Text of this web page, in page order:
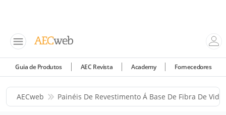
Guia de Produtos AEC Revista Academy Fornecedores
AECweb Painéis De Revestimento Á Base De Fibra De Vidro